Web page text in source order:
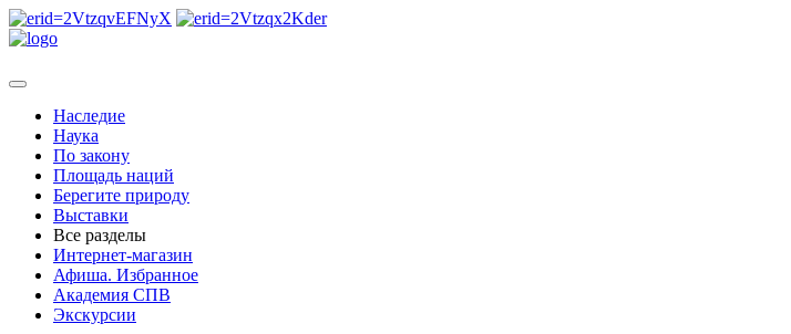
Наследие
Наука
По закону
Площадь наций
Берегите природу
Выставки
Все разделы
Интернет-магазин
Афиша. Избранное
Академия СПВ
Экскурсии